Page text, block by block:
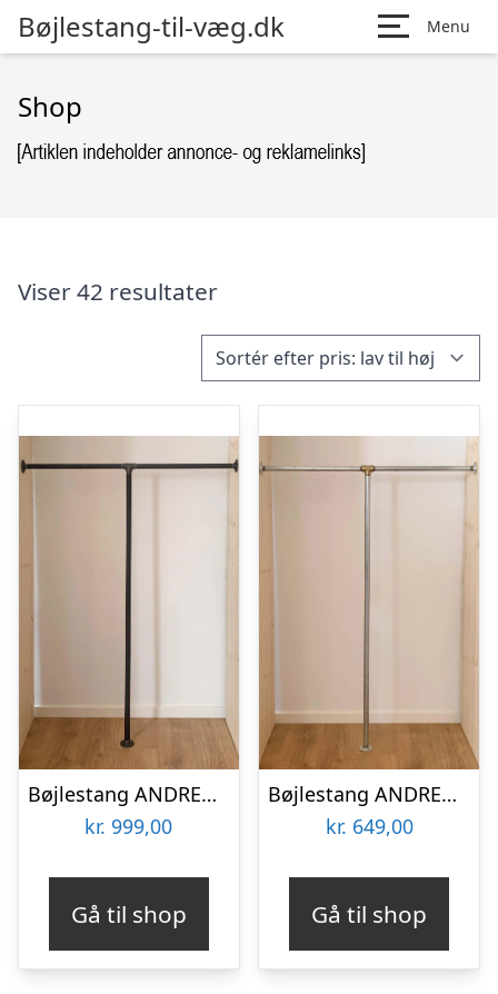
Bøjlestang-til-væg.dk Menu
Shop
Viser 42 resultater
Bøjlestang ANDREA sort med hylde – Bestil på specialmål (hylden er ikke vist på billedet)
kr. 999,00
Gå til shop
Bøjlestang ANDREA sølv med messing | Bestil på specialmål
kr. 649,00
Gå til shop